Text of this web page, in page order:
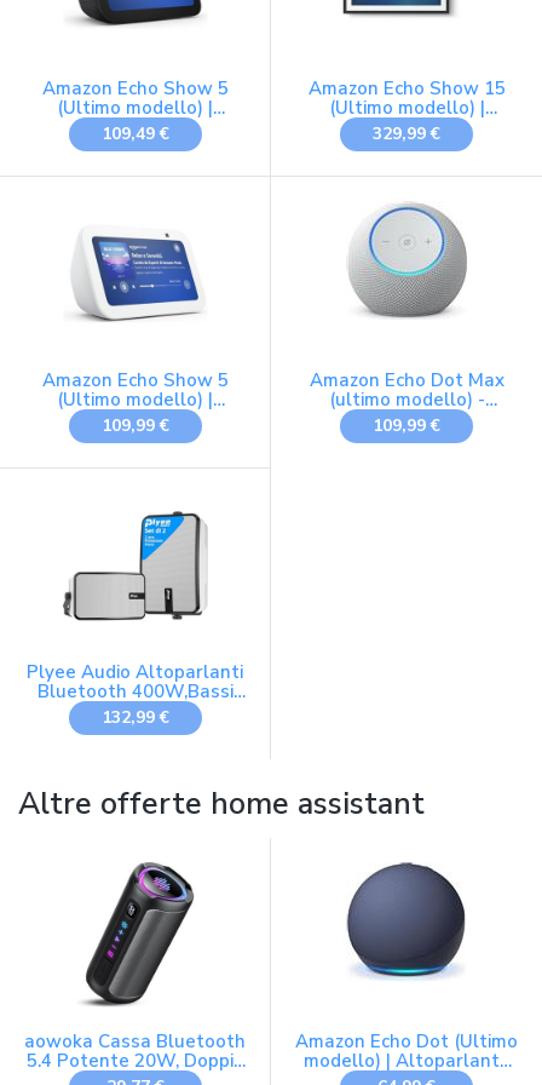
Amazon Echo Show 5
(Ultimo modello) |
Schermo touch
intelligente e compatto:
Alexa+
109,49 €
Amazon Echo Show 15
(Ultimo modello) |
Schermo intelligente Full
HD da 15,6" con Alexa,
Alexa, con Accesso
Anticipato ad Alexa+
329,99 €
Amazon Echo Show 5
(Ultimo modello) |
Schermo touch
intelligente e compatto:
Accesso Anticipato ad
Alexa+
109,99 €
Amazon Echo Dot Max
(ultimo modello) -
Altoparlante Alexa con
audio avvolgente, Hub
109,99 €
Plyee Audio Altoparlanti
Bluetooth 400W,Bassi
Potenti, Sincronizzazione
Wireless con 100
Veranda, Garage, Coppia
(MZ-621)
132,99 €
Altre offerte home assistant
aowoka Cassa Bluetooth
5.4 Potente 20W, Doppio
Driver Basso, 20H
Amazon Echo Dot (Ultimo
modello) | Altoparlante
intelligente Wi-Fi e